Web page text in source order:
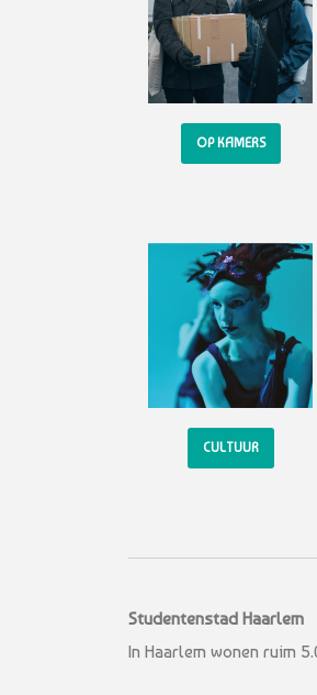
OP KAMERS
CULTUUR
Studentenstad Haarlem
In Haarlem wonen ruim